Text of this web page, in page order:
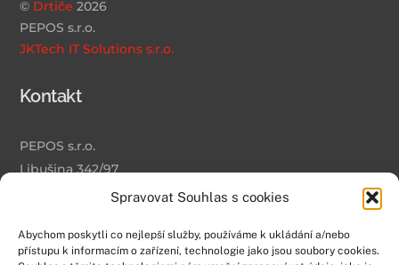
Spravovat Souhlas s cookies
Abychom poskytli co nejlepší služby, používáme k ukládání a/nebo
přístupu k informacím o zařízení, technologie jako jsou soubory cookies.
© Drtiče 2026
PEPOS s.r.o.
JKTech IT Solutions s.r.o.
Kontakt
PEPOS s.r.o.
Libušina 342/97
info@pepos.eu
+420 733 535 444